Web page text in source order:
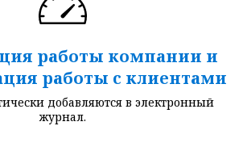
работы компании и
работы с клиентами
добавляются в электронный
журнал.